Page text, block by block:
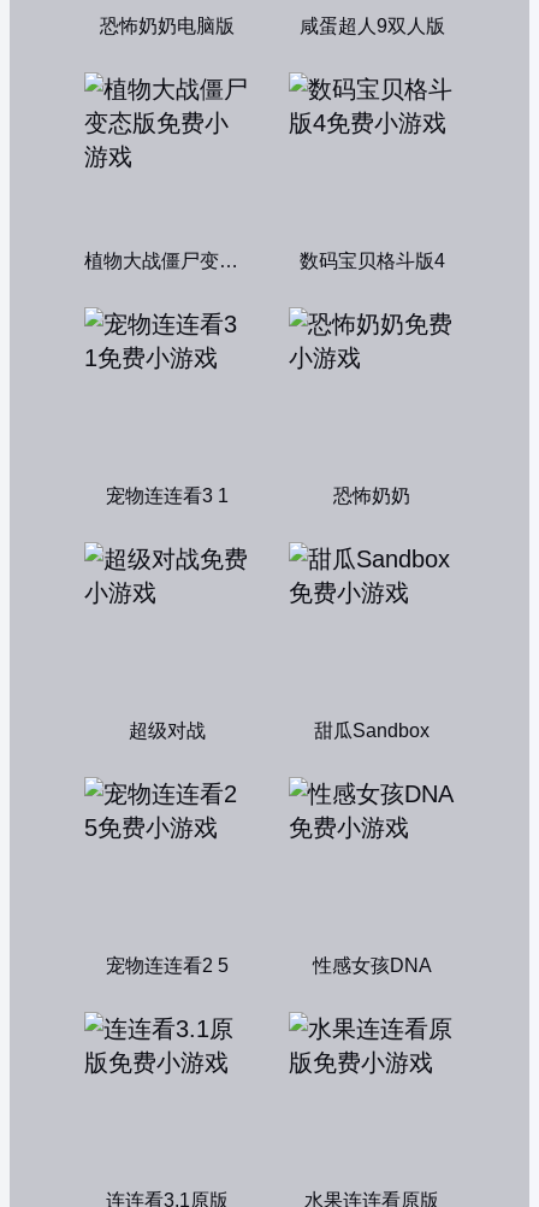
恐怖奶奶电脑版 咸蛋超人9双人版
植物大战僵尸变态版 数码宝贝格斗版4
宠物连连看3 1 恐怖奶奶
超级对战 甜瓜Sandbox
宠物连连看2 5 性感女孩DNA
连连看3.1原版 水果连连看原版